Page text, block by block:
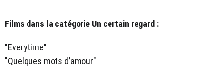
Films dans la catégorie Un certain regard :
"Everytime"
"Quelques mots d’amour"